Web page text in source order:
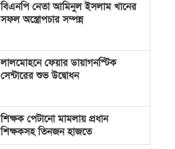
বিএনপি নেতা আমিনুল ইসলাম খানের
সফল অস্ত্রোপচার সম্পন্ন
লালমোহনে ফেয়ার ডায়াগনস্টিক
সেন্টারের শুভ উদ্বোধন
শিক্ষক পেটানো মামলায় প্রধান
শিক্ষকসহ তিনজন হাজতে